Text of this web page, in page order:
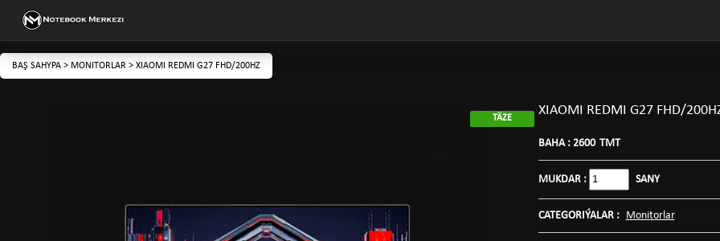
BAŞ SAHYPA > MONITORLAR > XIAOMI REDMI G27 FHD/200HZ
TÄZE XIAOMI REDMI G27 FHD/
BAHA : 2600 TMT
MUKDAR : SANY
CATEGORIÝALAR : Monitorlar